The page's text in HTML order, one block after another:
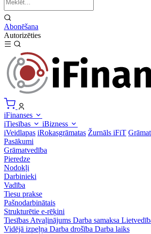
Abonēšana
Autorizēties
iFinanses
iTiesības
iBizness
iVeidlapas iRokasgrāmatas Žurnāls iFiT
Pasākumi
Grāmatvedība
Pieredze
Nodokļi
Darbinieki
Vadība
Tiesu prakse
Pašnodarbinātais
Strukturētie e-rēķini
Tiesības Atvaļinājums Darba samaksa
Vidējā izpeļņa Darba drošība Darba laiks